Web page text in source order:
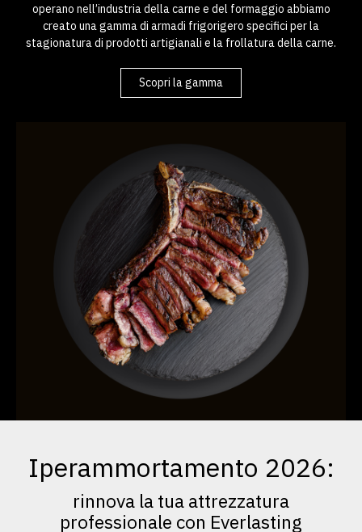
operano nell’industria della carne e del formaggio abbiamo
creato una gamma di armadi frigorigero specifici per la
stagionatura di prodotti artigianali e la frollatura della carne.
Scopri la gamma
Iperammortamento 2026:
rinnova la tua attrezzatura
professionale con Everlasting